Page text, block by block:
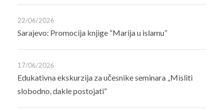
22/06/2026
Sarajevo: Promocija knjige “Marija u islamu”
17/06/2026
Edukativna ekskurzija za učesnike seminara „Misliti
slobodno, dakle postojati“